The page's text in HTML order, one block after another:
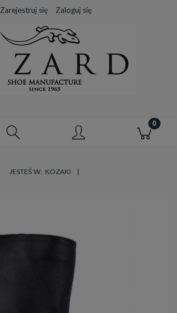
Zarejestruj się Zaloguj się
JESTEŚ W: KOZAKI